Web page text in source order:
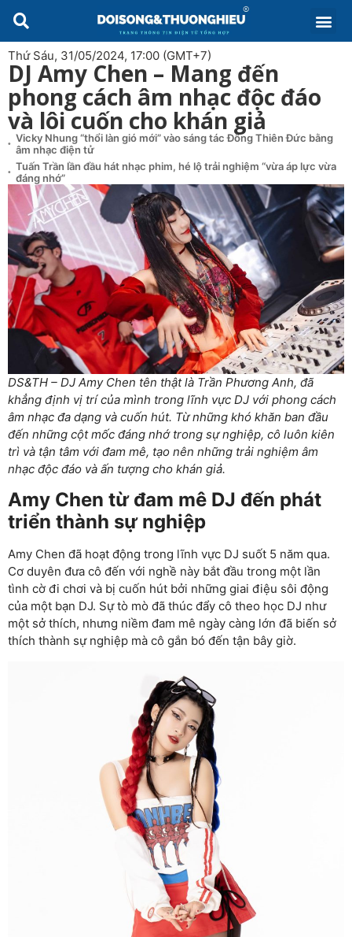
Thứ Sáu, 31/05/2024, 17:00 (GMT+7)
DJ Amy Chen – Mang đến
phong cách âm nhạc độc đáo
và lôi cuốn cho khán giả
Vicky Nhung “thổi làn gió mới” vào sáng tác Đông Thiên Đức bằng
âm nhạc điện tử
Tuấn Trần lần đầu hát nhạc phim, hé lộ trải nghiệm “vừa áp lực vừa
đáng nhớ”
DS&TH – DJ Amy Chen tên thật là Trần Phương Anh, đã
khẳng định vị trí của mình trong lĩnh vực DJ với phong cách
âm nhạc đa dạng và cuốn hút. Từ những khó khăn ban đầu
đến những cột mốc đáng nhớ trong sự nghiệp, cô luôn kiên
trì và tận tâm với đam mê, tạo nên những trải nghiệm âm
nhạc độc đáo và ấn tượng cho khán giả.
Amy Chen từ đam mê DJ đến phát
triển thành sự nghiệp
Amy Chen đã hoạt động trong lĩnh vực DJ suốt 5 năm qua.
Cơ duyên đưa cô đến với nghề này bắt đầu trong một lần
tình cờ đi chơi và bị cuốn hút bởi những giai điệu sôi động
của một bạn DJ. Sự tò mò đã thúc đẩy cô theo học DJ như
một sở thích, nhưng niềm đam mê ngày càng lớn đã biến sở
thích thành sự nghiệp mà cô gắn bó đến tận bây giờ.